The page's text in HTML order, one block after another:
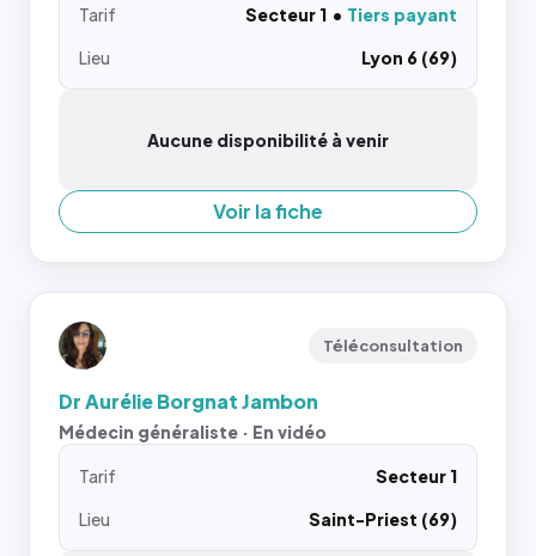
Tarif Secteur 1
Tiers payant
Lieu
Lyon 6 (69)
Aucune disponibilité à venir
Voir la fiche
Téléconsultation
Dr Aurélie Borgnat Jambon
Médecin généraliste · En vidéo
Tarif
Secteur 1
Lieu
Saint-Priest (69)